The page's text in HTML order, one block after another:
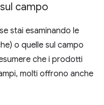
campo
stai esaminando le
o quelle sul campo
che i prodotti
molti offrono anche